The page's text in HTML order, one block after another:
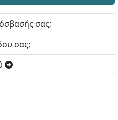
σας;
σας;